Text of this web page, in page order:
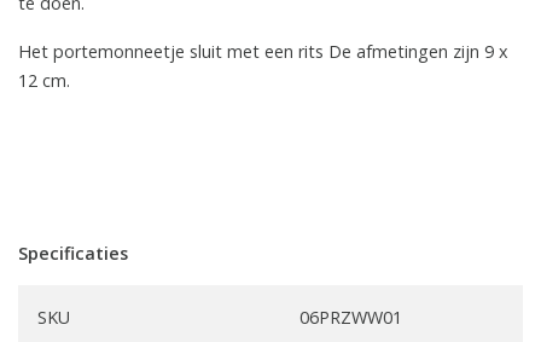
Het portemonneetje sluit met een rits De afmetingen zijn 9 x
12 cm.
Specificaties
SKU 06PRZWW01